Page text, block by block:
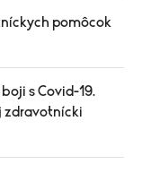
pomôcok
s Covid-19.
zdravotnícki